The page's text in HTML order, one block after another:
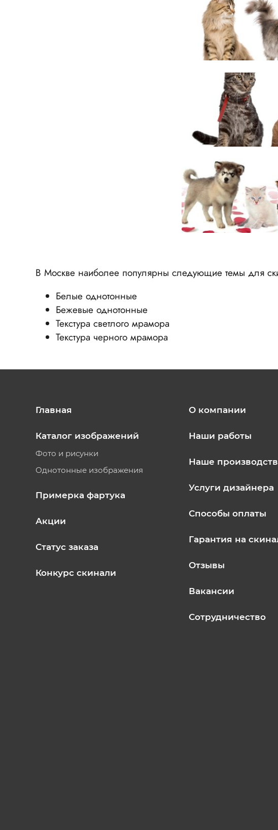
В Москве наиболее популярны следующие темы для
Белые однотонные
Бежевые однотонные
Текстура светлого мрамора
Текстура черного мрамора
Главная
Каталог изображений
Фото и рисунки
Однотонные изображения
Примерка фартука
Акции
Статус заказа
Конкурс скинали
О компании
Наши работы
Наше
Услуги дизайнера
Способы оплаты
Гарантия на
Отзывы
Вакансии
Сотрудничество